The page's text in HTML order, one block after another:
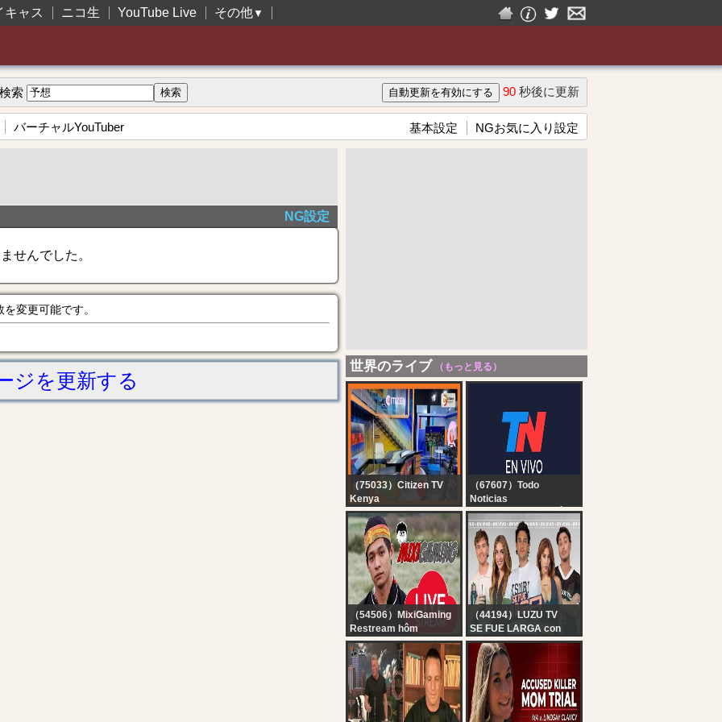
キャス ニコ生 YouTube Live その他▼
検索 90 秒後に更新
バーチャルYouTuber 基本設定 NGお気に入り設定
NG設定
せんでした。
変更可能です。
ジを更新する
世界のライブ （もっと見る）
（75033）Citizen TV
Kenya
Citizen TV Live:
（67607）Todo
Noticias
TN EN VIVO - SEGUÍ LA
TRANSMISIÓN EN VIVO
DE TODO NOTICIAS
（54506）MixiGaming
Restream hôm
qua...............
（44194）LUZU TV
SE FUE LARGA con
FERBO, BELU NEGRI,
DOMI FAENA Y TEO D
´ELIA | EN VIVO